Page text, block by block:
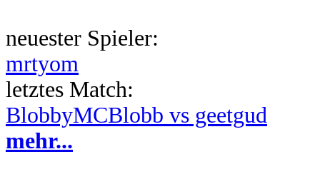
neuester Spieler:
mrtyom
letztes Match:
BlobbyMCBlobb vs geetgud
mehr...